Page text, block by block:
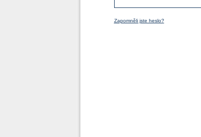
Zapomněli jste heslo?